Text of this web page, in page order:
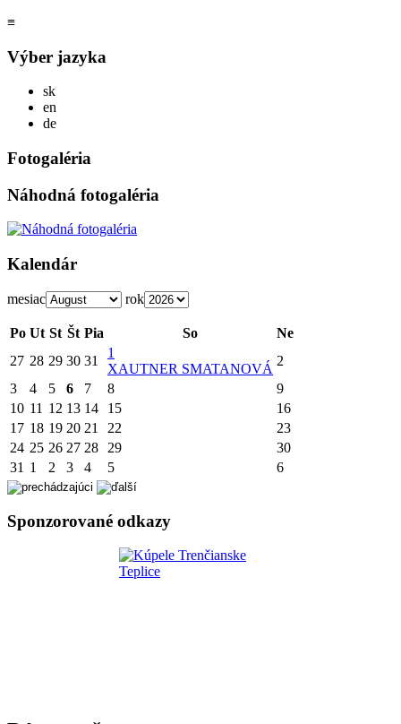
≡
Výber jazyka
skSlovensky
en
deDeutsch
Fotogaléria
Náhodná fotogaléria
Kalendár
mesiac rok
Po Ut St Št Pia So
Ne
27 28 29 30 31
1
XAUTNER SMATANOVÁ
2
3
4 5 6 7 8
9
10 11 12 13 14 15
16
17 18 19 20 21 22
23
24 25 26 27 28 29
30
31 1 2 3 4 5 6
Sponzorované odkazy